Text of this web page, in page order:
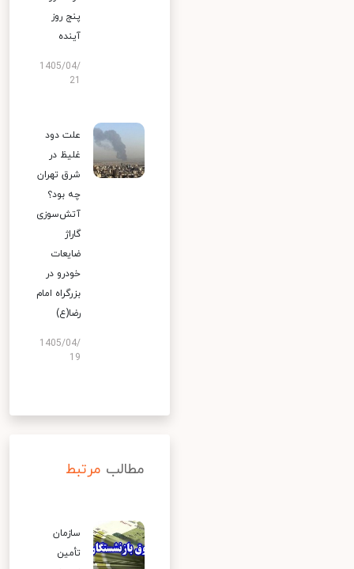
پنج روز
آینده
1405/04/
علت دود
غلیظ در
شرق تهران
چه بود؟
آتش‌سوزی
گاراژ
ضایعات
خودرو در
بزرگراه امام
رضا(ع)
1405/04/
19
مطالب مرتبط
سازمان
تأمین